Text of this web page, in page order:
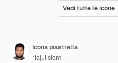
Vedi tutte le icone
Icona piastrella
riajulislam